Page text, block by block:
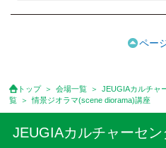
ております。また一部の講座では
●資格認定講座の試験料・認定料
せください。
●講座は、月4回(週1回),月3回,2
のでご確認ください。
ペー
トップ 会場一覧 JEUGIAカルチャ
覧
情景ジオラマ(scene diorama)講座
JEUGIAカルチャーセ